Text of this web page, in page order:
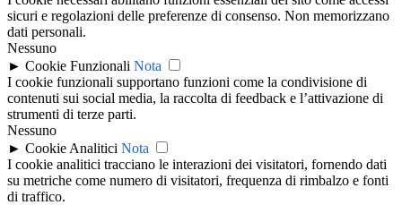
sicuri e regolazioni delle preferenze di consenso. Non memorizzano
dati personali.
Nessuno
► Cookie Funzionali Nota
I cookie funzionali supportano funzioni come la condivisione di
contenuti sui social media, la raccolta di feedback e l’attivazione di
strumenti di terze parti.
Nessuno
► Cookie Analitici Nota
I cookie analitici tracciano le interazioni dei visitatori, fornendo dati
su metriche come numero di visitatori, frequenza di rimbalzo e fonti
di traffico.